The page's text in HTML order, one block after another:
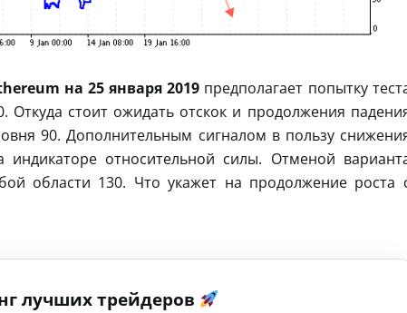
на 25 января 2019 предполагает попытку
Откуда стоит ожидать отскок и продолжения
90. Дополнительным сигналом в пользу
относительной силы. Отменой
области 130. Что укажет на продолжение роста
лучших трейдеров